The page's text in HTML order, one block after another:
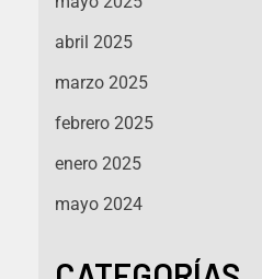
abril 2025
marzo 2025
febrero 2025
enero 2025
mayo 2024